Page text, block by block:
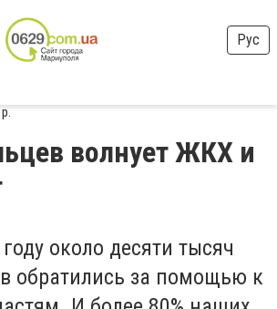
Рус
волнует ЖКХ и
около десяти тысяч
обратились за помощью к